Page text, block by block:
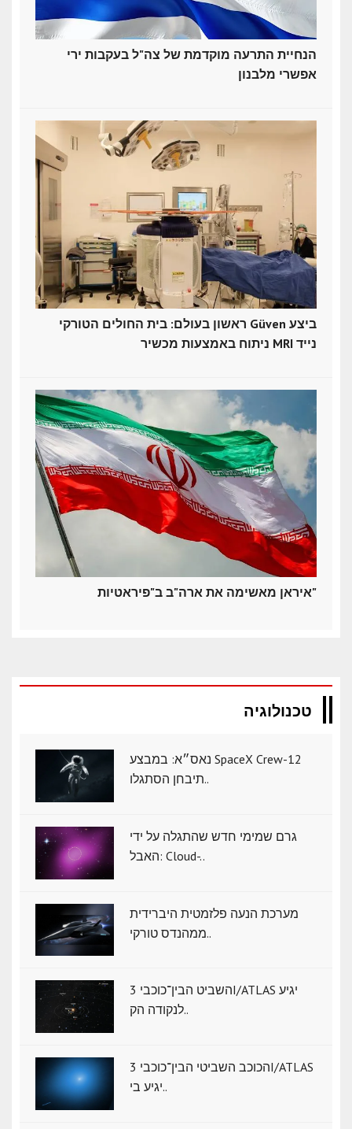
הנחיית התרעה מוקדמת של צה"ל בעקבות ירי
אפשרי מלבנון
ראשון בעולם: בית החולים הטורקי Güven ביצע
ניתוח באמצעות מכשיר MRI נייד
איראן מאשימה את ארה"ב ב"פיראטיות"
טכנולוגיה
נאס״א: במבצע SpaceX Crew-12
תיבחן הסתגלו..
גרם שמימי חדש שהתגלה על ידי
האבל: Cloud-..
מערכת הנעה פלזמטית היברידית
ממהנדס טורקי..
השביט הבין־כוכבי 3I/ATLAS יגיע
לנקודה הק..
הכוכב השביטי הבין־כוכבי 3I/ATLAS
יגיע בי..